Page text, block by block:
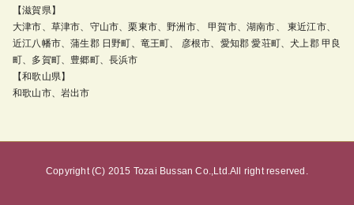
【滋賀県】
大津市、草津市、守山市、栗東市、野洲市、 甲賀市、湖南市、 東近江市、
近江八幡市、蒲生郡 日野町、竜王町、 彦根市、愛知郡 愛荘町、犬上郡 甲良
町、多賀町、豊郷町、長浜市
【和歌山県】
和歌山市、岩出市
Copyright (C) 2015 Tozai Bussan Co.,Ltd.All right reserved.